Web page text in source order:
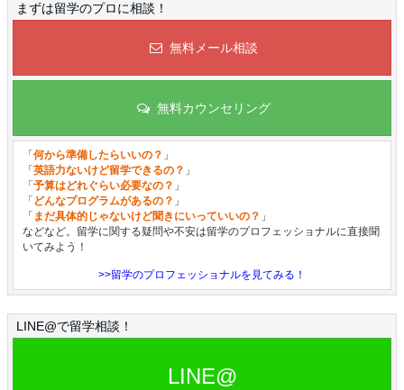
まずは留学のプロに相談！
無料メール相談
無料カウンセリング
「 何から準備したらいいの？ 」
「 英語力ないけど留学できるの？ 」
「 予算はどれぐらい必要なの？ 」
「 どんなプログラムがあるの？ 」
「 まだ具体的じゃないけど聞きにいっていいの？ 」
などなど。留学に関する疑問や不安は留学のプロフェッショナルに直接聞
いてみよう！
>>留学のプロフェッショナルを見てみる！
LINE@で留学相談！
LINE@